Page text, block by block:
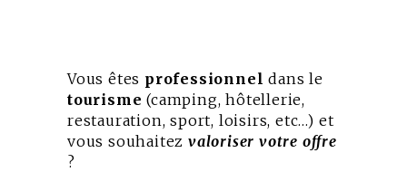
Vous êtes professionneldans le
tourisme (camping, hôtellerie,
restauration, sport, loisirs, etc…) et
vous souhaitezvaloriser votre offre
?